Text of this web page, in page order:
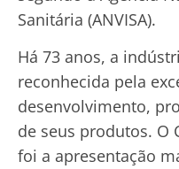
Sanitária (ANVISA).
Há 73 anos, a
reconhecida pela
desenvolvimento,
de seus produtos. O
foi a apresentação